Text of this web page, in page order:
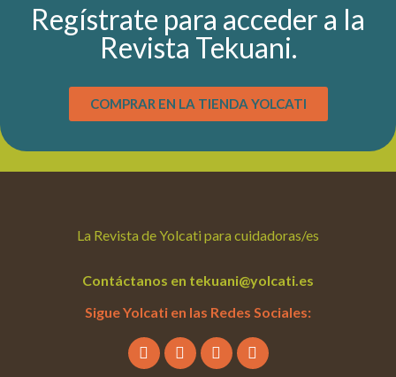
Regístrate para acceder a la
Revista Tekuani.
COMPRAR EN LA TIENDA YOLCATI
La Revista de Yolcati para cuidadoras/es
Contáctanos en tekuani@yolcati.es
Sigue Yolcati en las Redes Sociales: